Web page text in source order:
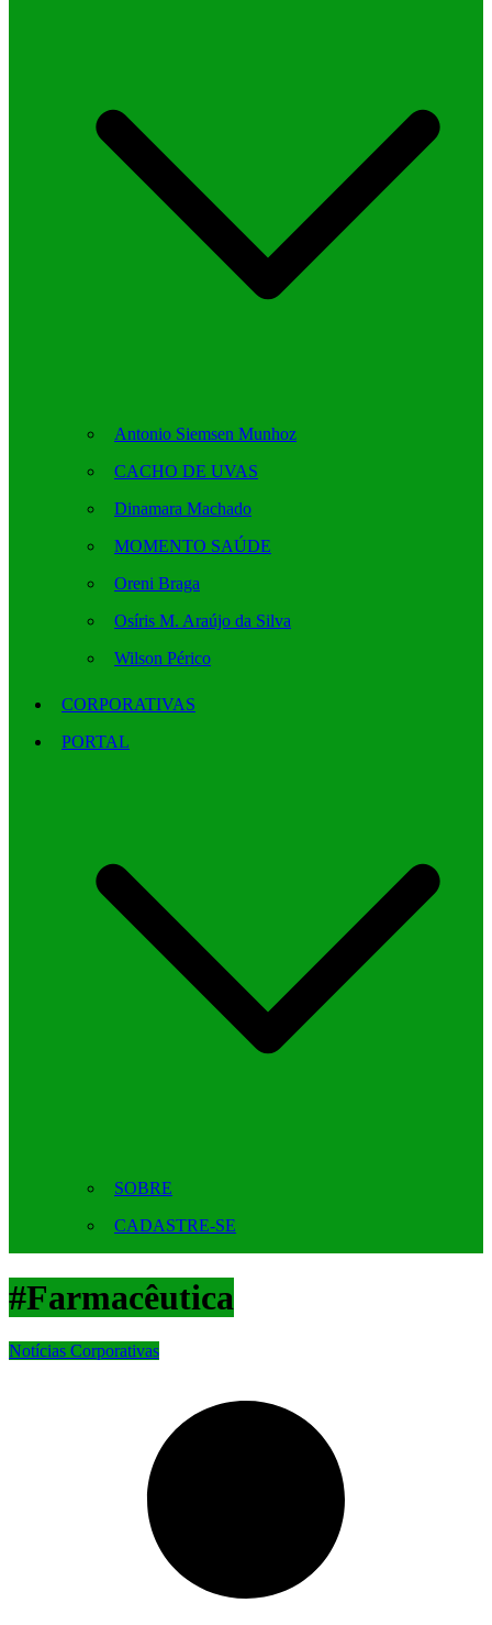
Antonio Siemsen Munhoz
CACHO DE UVAS
Dinamara Machado
MOMENTO SAÚDE
Oreni Braga
Osíris M. Araújo da Silva
Wilson Périco
CORPORATIVAS
PORTAL
SOBRE
CADASTRE-SE
#Farmacêutica
Notícias Corporativas